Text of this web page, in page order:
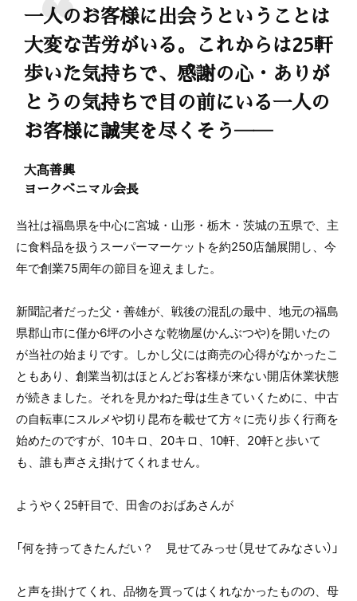
一人のお客様に出会うということは
大変な苦労がいる。これからは25軒
歩いた気持ちで、感謝の心・ありが
とうの気持ちで目の前にいる一人の
お客様に誠実を尽くそう――
大髙善興
ヨークベニマル会長
当社は福島県を中心に宮城・山形・栃木・茨城の五県で、主
に食料品を扱うスーパーマーケットを約250店舗展開し、今
年で創業75周年の節目を迎えました。
新聞記者だった父・善雄が、戦後の混乱の最中、地元の福島
県郡山市に僅か6坪の小さな乾物屋(かんぶつや)を開いたの
が当社の始まりです。しかし父には商売の心得がなかったこ
ともあり、創業当初はほとんどお客様が来ない開店休業状態
が続きました。それを見かねた母は生きていくために、中古
の自転車にスルメや切り昆布を載せて方々に売り歩く行商を
始めたのですが、10キロ、20キロ、10軒、20軒と歩いて
も、誰も声さえ掛けてくれません。
ようやく25軒目で、田舎のおばあさんが
「何を持ってきたんだい？ 見せてみっせ（見せてみなさい）」
と声を掛けてくれ、品物を買ってはくれなかったものの、母